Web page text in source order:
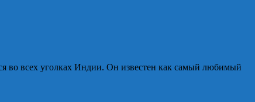
во всех уголках Индии. Он известен как самый любимый